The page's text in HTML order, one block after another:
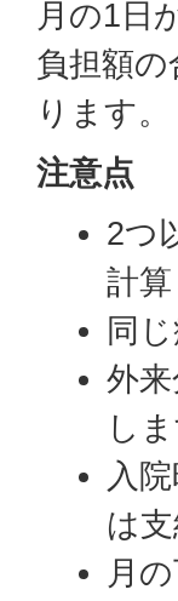
月の1日
負担額
ります。
注意点
2つ
計算
同
外
しま
入
は
月